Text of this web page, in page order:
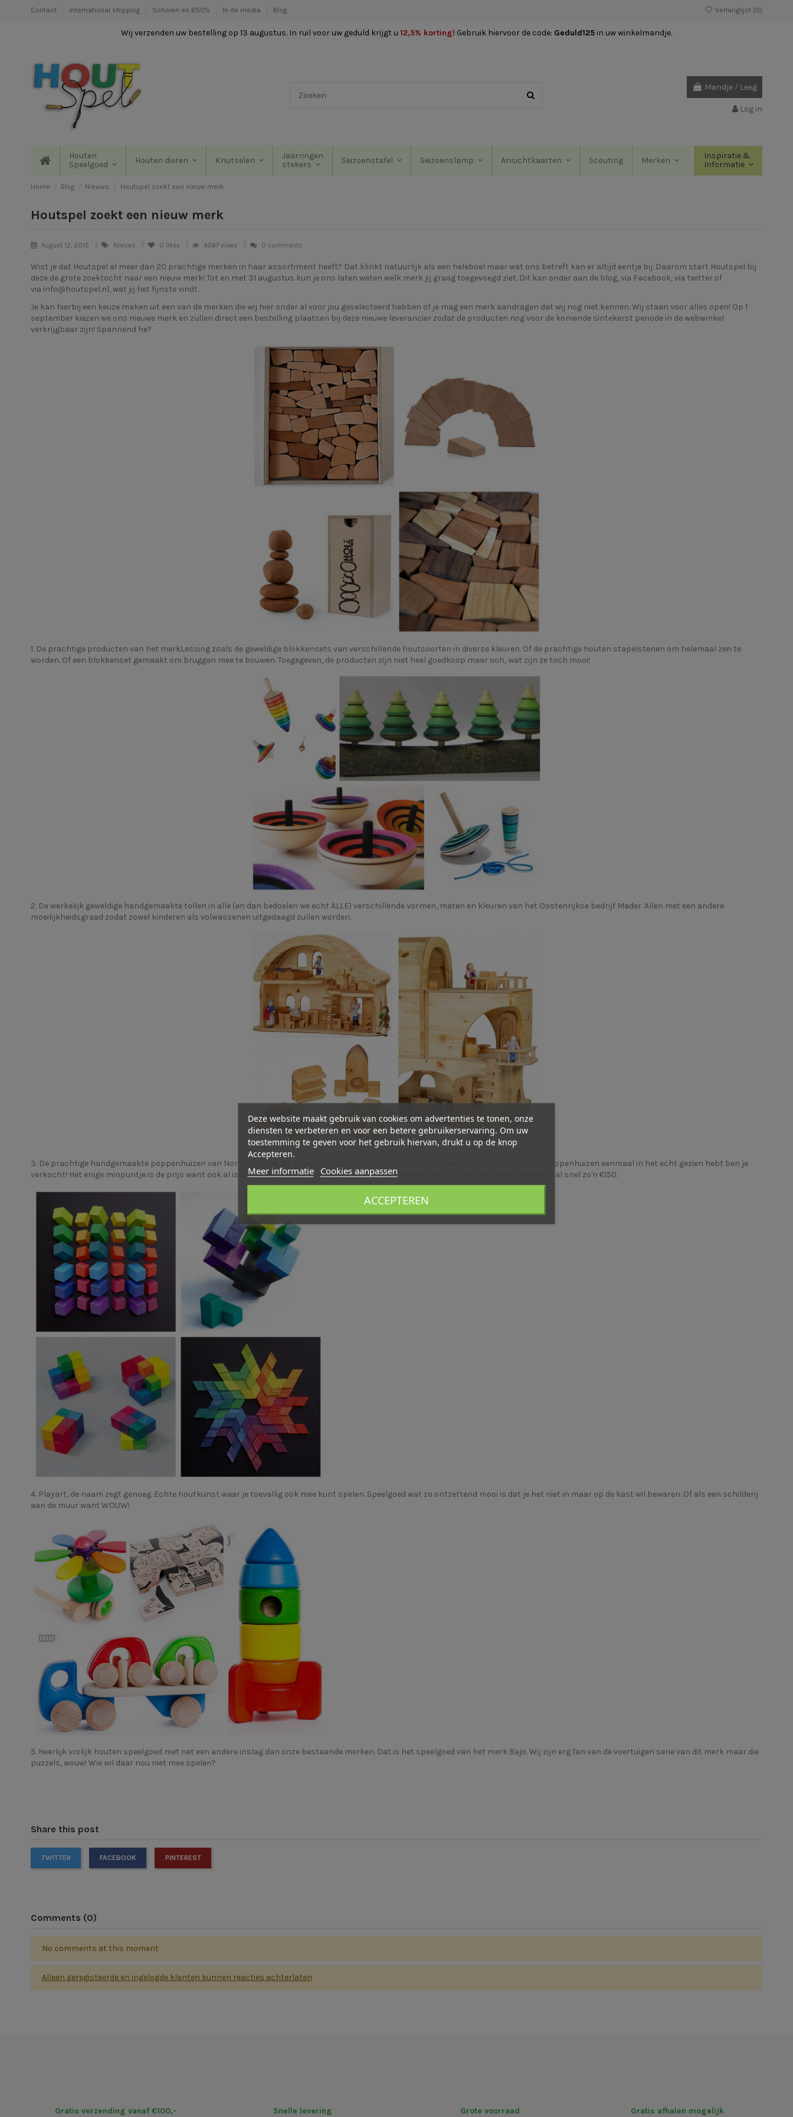
Contact International shipping Scholen en BSO's In de media Blog Verlanglijst (0)
Wij verzenden uw bestelling op 13 augustus. In ruil voor uw geduld krijgt u 12,5% korting! Gebruik hiervoor de code: Geduld125 in uw winkelmandje.
Mandje / Leeg
Log in
Houten
Speelgoed
Houten dieren Knutselen
Jaarringen
stekers
Seizoenstafel Seizoenslamp Ansichtkaarten Scouting Merken
Inspiratie &
Informatie
Home Blog Nieuws Houtspel zoekt een nieuw merk
Houtspel zoekt een nieuw merk
August 12, 2015 Nieuws 0 likes 4387 views 0 comments
Wist je dat Houtspel al meer dan 20 prachtige merken in haar assortiment heeft? Dat klinkt natuurlijk als een heleboel maar wat ons betreft kan er altijd eentje bij. Daarom start Houtspel bij
deze de grote zoektocht naar een nieuw merk! Tot en met 31 augustus kun je ons laten weten welk merk jij graag toegevoegd ziet. Dit kan onder aan de blog, via Facebook, via twitter of
via info@houtspel.nl, wat jij het fijnste vindt.
Je kan hierbij een keuze maken uit een van de merken die wij hier onder al voor jou geselecteerd hebben of je mag een merk aandragen dat wij nog niet kennen. Wij staan voor alles open! Op 1
september kiezen we ons nieuwe merk en zullen direct een bestelling plaatsen bij deze nieuwe leverancier zodat de producten nog voor de komende sintekerst periode in de webwinkel
verkrijgbaar zijn! Spannend he?
1. De prachtige producten van het merkLessing zoals de geweldige blokkensets van verschillende houtsoorten in diverse kleuren. Of de prachtige houten stapelstenen om helemaal zen te
worden. Of een blokkenset gemaakt om bruggen mee te bouwen. Toegegeven, de producten zijn niet heel goedkoop maar ooh, wat zijn ze toch mooi!
2. De werkelijk geweldige handgemaakte tollen in alle (en dan bedoelen we echt ALLE) verschillende vormen, maten en kleuren van het Oostenrijkse bedrijf Mader. Allen met een andere
moeilijkheidsgraad zodat zowel kinderen als volwassenen uitgedaagd zullen worden.
3. De prachtige handgemaakte poppenhuizen van Norbert Verneuer
. Bijzondere vormen, prachtige kwaliteit, waanzinnig mooi, als je de poppenhuizen eenmaal in het echt gezien hebt ben je
verkocht! Het enige minpuntje is de prijs want ook al is hij geheel gerechtvaardigd, voor een klein poppenhuis zonder meubeltjes betaal je al snel zo'n €150.
4. Playart, de naam zegt genoeg. Echte houtkunst waar je toevallig ook mee kunt spelen. Speelgoed wat zo ontzettend mooi is dat je het niet in maar op de kast wil bewaren. Of als een schilderij
aan de muur want WOUW!
5. Heerlijk vrolijk houten speelgoed met net een andere inslag dan onze bestaande merken. Dat is het speelgoed van het merk Bajo. Wij zijn erg fan van de voertuigen serie van dit merk maar die
puzzels, wouw! Wie wil daar nou niet mee spelen?
Share this post
TWITTER FACEBOOK PINTEREST
Comments (0)
No comments at this moment
Alleen geregisteerde en ingelogde klanten kunnen reacties achterlaten
Gratis verzending vanaf €100,- Snelle levering Grote voorraad Gratis afhalen mogelijk
Deze website maakt gebruik van cookies om advertenties te tonen, onze
diensten te verbeteren en voor een betere gebruikerservaring. Om uw
toestemming te geven voor het gebruik hiervan, drukt u op de knop
Accepteren.
Meer informatie Cookies aanpassen
ACCEPTEREN